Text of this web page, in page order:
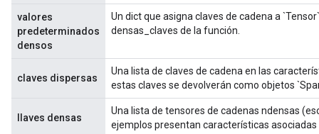
valores
predeterminados
densos
Un dict que asigna claves de cadena a
densas_claves de la función.
claves dispersas
Una lista de claves de cadena en las
estas claves se devolverán como objetos
llaves densas
Una lista de tensores de cadenas ndensas
ejemplos presentan características asociadas